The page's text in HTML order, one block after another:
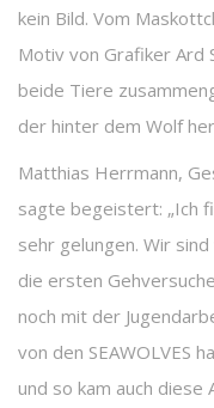
kein Bild. Vom
Motiv von Grafiker Ard
beide Tiere
der hinter dem Wolf
Matthias Herrmann,
sagte begeistert: „Ich
sehr gelungen. Wir
die ersten
noch mit der
von den SEAWOLVES
und so kam auch diese